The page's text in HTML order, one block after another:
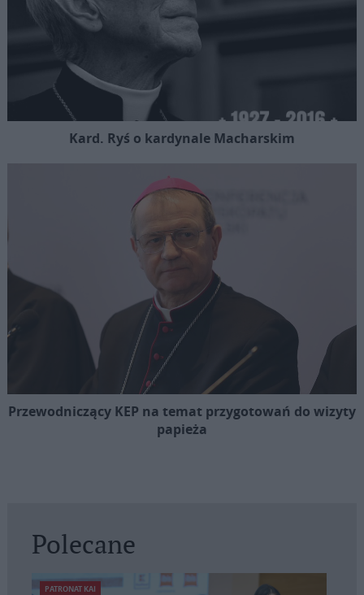
Kard. Ryś o kardynale Macharskim
Przewodniczący KEP na temat przygotowań do wizyty
papieża
Polecane
PATRONAT KAI